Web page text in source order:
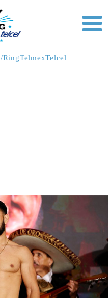
/RingTelmexTelcel